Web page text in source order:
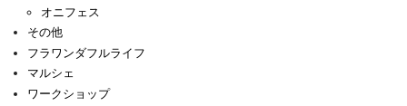
オニフェス
その他
フラワンダフルライフ
マルシェ
ワークショップ